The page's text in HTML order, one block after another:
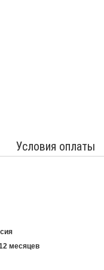
Условия оплаты
месяцев